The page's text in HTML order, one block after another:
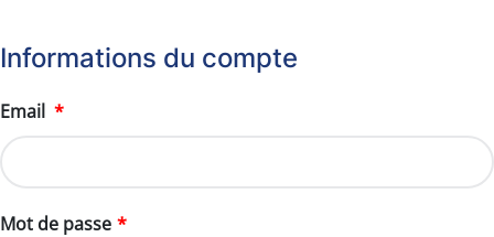
Informations du compte
Email *
Mot de passe *